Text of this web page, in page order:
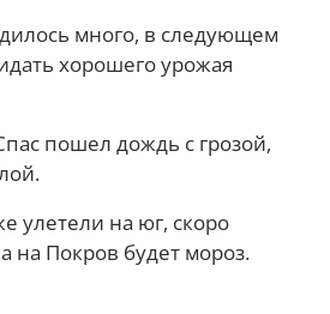
много, в следующем
хорошего урожая
пошел дождь с грозой,
улетели на юг, скоро
на Покров будет мороз.